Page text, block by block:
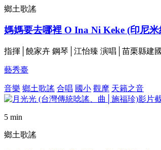
鄉土歌謠
媽媽要去哪裡 O Ina Ni Keke (印尼
指揮│饒家卉 鋼琴│江怡臻 演唱│苗栗縣建
藝秀臺
音樂 鄉土歌謠 合唱 國小 觀摩 天籟之音
5 min
鄉土歌謠